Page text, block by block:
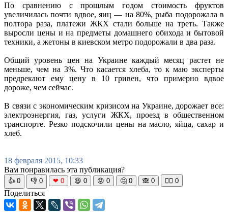
По сравнению с прошлым годом стоимость фруктов
увеличилась почти вдвое, яиц — на 80%, рыба подорожала в
полтора раза, платежи ЖКХ стали больше на треть. Также
выросли цены и на предметы домашнего обихода и бытовой
техники, а жетоны в киевском метро подорожали в два раза.
Общий уровень цен на Украине каждый месяц растет не
меньше, чем на 3%. Что касается хлеба, то к маю эксперты
предрекают ему цену в 10 гривен, что примерно вдвое
дороже, чем сейчас.
В связи с экономическим кризисом на Украине, дорожает все:
электроэнергия, газ, услуги ЖКХ, проезд в общественном
транспорте. Резко подскочили цены на масло, яйца, сахар и
хлеб.
18 февраля 2015, 10:33
Вам понравилась эта публикация?
👍 0 👎 0 ❤ 0 😆 0 😡 0 🤔 0 🙈 0 🧘‍♀️ 0
Поделиться